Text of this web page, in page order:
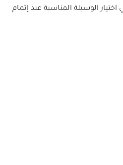
الوسيلة المناسبة عند إتمام